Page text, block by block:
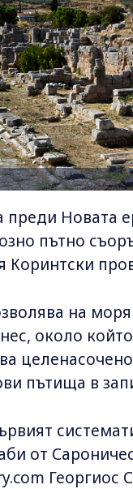
преди Новата
пътно
Коринтски
на
около
пътища в
от